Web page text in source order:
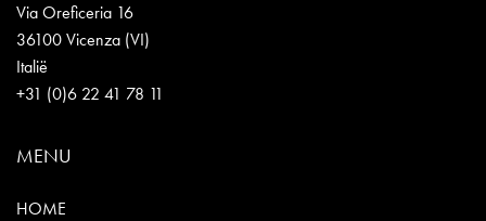
Via Oreficeria 16
36100 Vicenza (VI)
Italië
+31 (0)6 22 41 78 11
MENU
HOME